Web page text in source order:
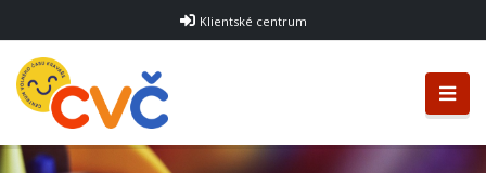
Klientské centrum